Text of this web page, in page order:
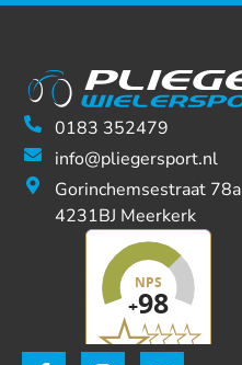
0183 352479
info@pliegersport.nl
Gorinchemsestraat 78a
4231BJ Meerkerk